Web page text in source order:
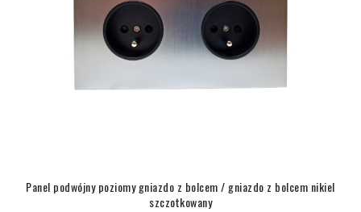
Panel podwójny poziomy gniazdo z bolcem / gniazdo z bolcem nikiel
szczotkowany